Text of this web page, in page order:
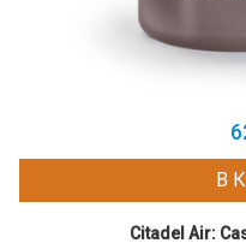
В
Citadel Air: